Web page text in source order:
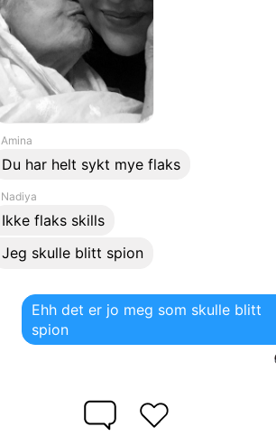
Amina
Du har helt sykt mye flaks
Nadiya
Ikke flaks skills
Jeg skulle blitt spion
Ehh det er jo meg som skulle blitt
spion